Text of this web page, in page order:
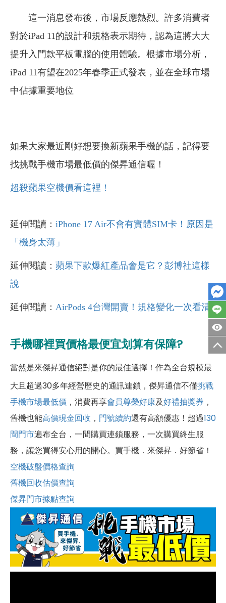
這一消息發布後，市場反應熱烈。許多消費者
對於iPad 11的設計和規格表示期待，認為這將大大
提升入門款平板電腦的使用體驗。根據市場分析，
iPad 11有望在2025年春季正式發表，並在全球市場
中佔據重要地位
如果大家最近剛好想要換新蘋果手機的話，記得要
找挑戰手機市場最低價的傑昇通信喔！
超殺蘋果空機價看這裡！
延伸閱讀： iPhone 17 Air不會有實體SIM卡！原因是
「機身太薄」
延伸閱讀： 蘋果下款爆紅產品會是它？彭博社這樣
說
延伸閱讀： AirPods 4台灣開賣！規格變化一次看清
手機哪裡買價格最便宜划算有保障?
當然是來傑昇通信絕對是你的最佳選擇！作為全台規模最
大且超過30多年經營歷史的通訊連鎖，傑昇通信不僅挑戰
手機市場最低價 ，消費再享會員尊榮好康及好禮抽獎券 ，
舊機也能高價現金回收 ， 門號續約還有高額優惠！超過130
間門市遍布全台，一間購買連鎖服務，一次購買終生服
務，讓您買得安心用的開心。買手機．來傑昇．好節省！
空機破盤價格查詢
舊機回收估價查詢
傑昇門市據點查詢